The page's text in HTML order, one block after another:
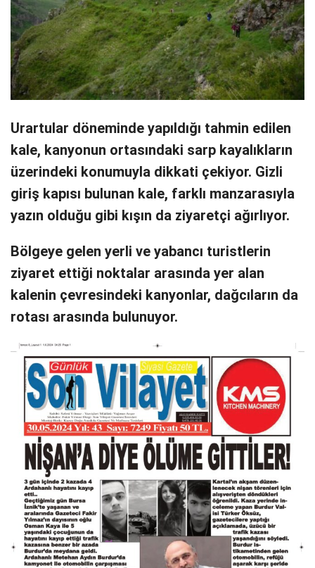
Urartular döneminde yapıldığı tahmin edilen
kale, kanyonun ortasındaki sarp kayalıkların
üzerindeki konumuyla dikkati çekiyor. Gizli
giriş kapısı bulunan kale, farklı manzarasıyla
yazın olduğu gibi kışın da ziyaretçi ağırlıyor.
Bölgeye gelen yerli ve yabancı turistlerin
ziyaret ettiği noktalar arasında yer alan
kalenin çevresindeki kanyonlar, dağcıların da
rotası arasında bulunuyor.